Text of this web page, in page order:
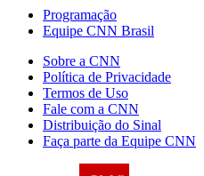
Programação
Equipe CNN Brasil
Sobre a CNN
Política de Privacidade
Termos de Uso
Fale com a CNN
Distribuição do Sinal
Faça parte da Equipe CNN